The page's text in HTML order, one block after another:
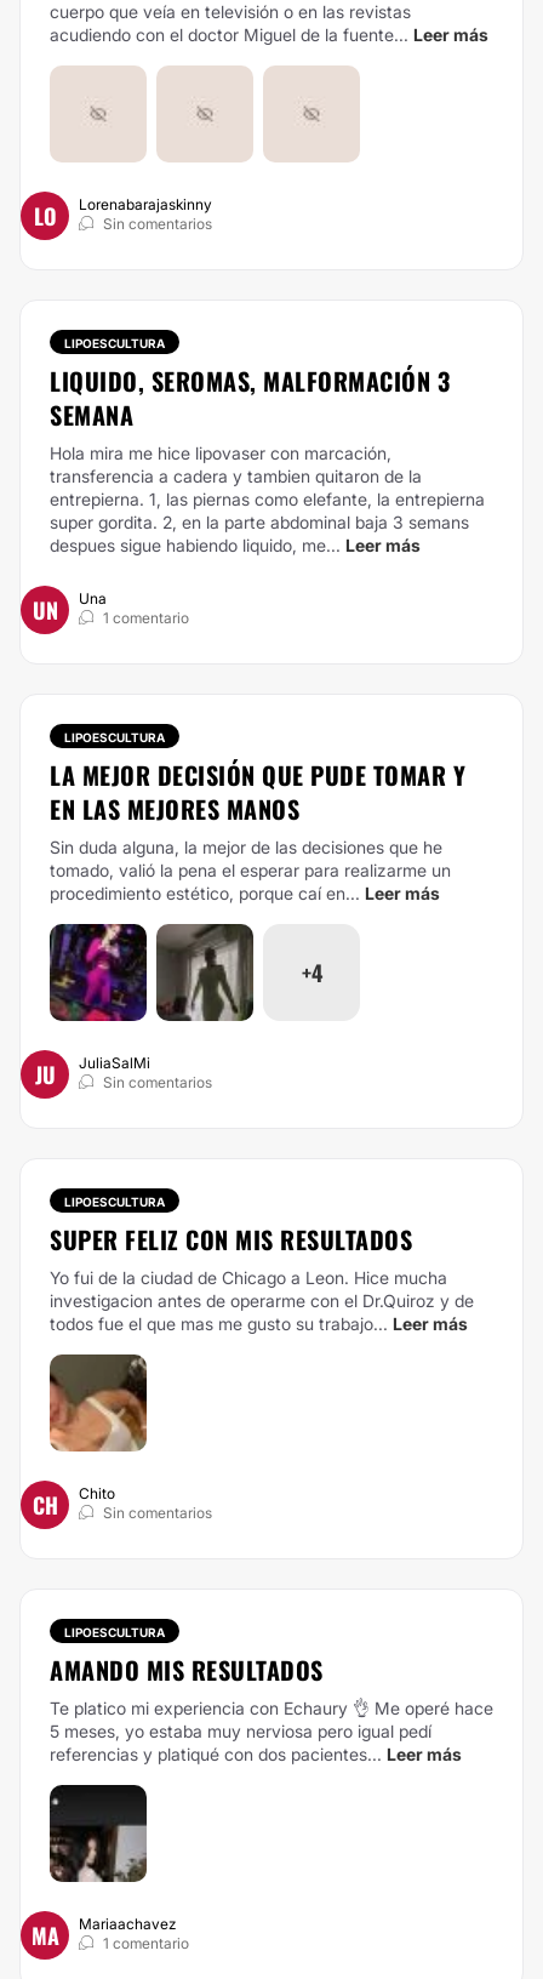
cuerpo que veía en televisión o en las revistas
acudiendo con el doctor Miguel de la fuente... Leer más
LO
Lorenabarajaskinny
Sin comentarios
LIPOESCULTURA
LIQUIDO, SEROMAS, MALFORMACIÓN 3
SEMANA
Hola mira me hice lipovaser con marcación,
transferencia a cadera y tambien quitaron de la
entrepierna. 1, las piernas como elefante, la entrepierna
super gordita. 2, en la parte abdominal baja 3 semans
despues sigue habiendo liquido, me... Leer más
UN
Una
1 comentario
LIPOESCULTURA
LA MEJOR DECISIÓN QUE PUDE TOMAR Y
EN LAS MEJORES MANOS
Sin duda alguna, la mejor de las decisiones que he
tomado, valió la pena el esperar para realizarme un
procedimiento estético, porque caí en... Leer más
+4
JU
JuliaSalMi
Sin comentarios
LIPOESCULTURA
SUPER FELIZ CON MIS RESULTADOS
Yo fui de la ciudad de Chicago a Leon. Hice mucha
investigacion antes de operarme con el Dr.Quiroz y de
todos fue el que mas me gusto su trabajo... Leer más
CH
Chito
Sin comentarios
LIPOESCULTURA
AMANDO MIS RESULTADOS
Te platico mi experiencia con Echaury 👌 Me operé hace
5 meses, yo estaba muy nerviosa pero igual pedí
referencias y platiqué con dos pacientes... Leer más
MA
Mariaachavez
1 comentario